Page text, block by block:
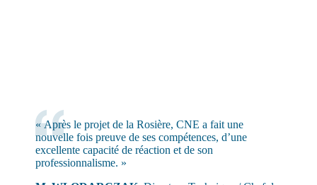
« Après le projet de la Rosière, CNE a fait une
nouvelle fois preuve de ses compétences, d’une
excellente capacité de réaction et de son
professionnalisme. »